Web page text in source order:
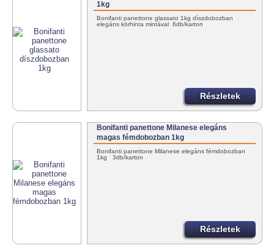
1kg
Bonifanti panettone glassato 1kg díszdobozban
elegáns körhinta mintával 6db/karton
Részletek
Bonifanti panettone Milanese elegáns
magas fémdobozban 1kg
Bonifanti panettone Milanese elegáns fémdobozban
1kg 3db/karton
Részletek